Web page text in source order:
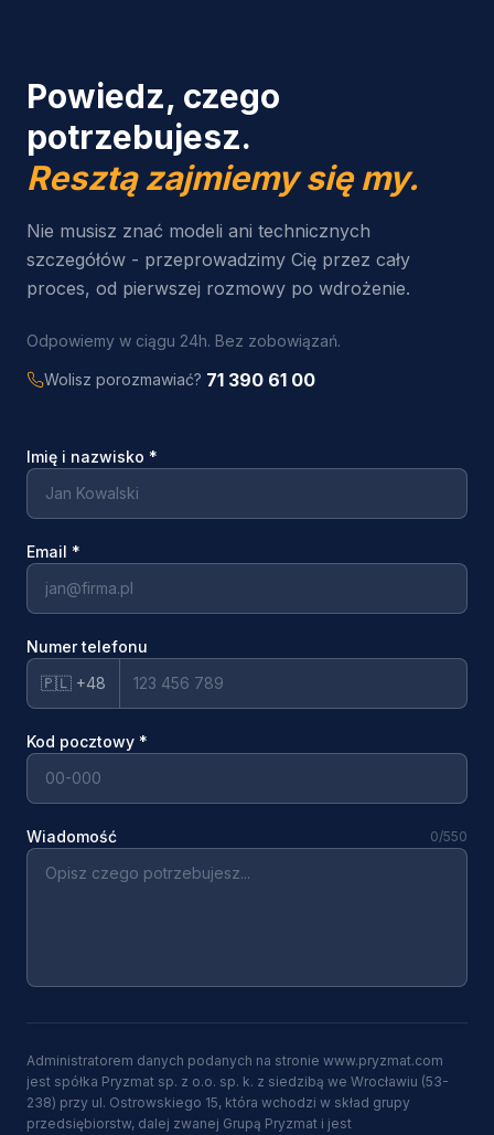
Powiedz, czego
potrzebujesz.
Resztą zajmiemy się my.
Nie musisz znać modeli ani technicznych
szczegółów - przeprowadzimy Cię przez cały
proces, od pierwszej rozmowy po wdrożenie.
Odpowiemy w ciągu 24h. Bez zobowiązań.
Wolisz porozmawiać? 71 390 61 00
Imię i nazwisko *
Email *
Numer telefonu
🇵🇱 +48
Kod pocztowy *
Wiadomość 0/550
Administratorem danych podanych na stronie www.pryzmat.com
jest spółka Pryzmat sp. z o.o. sp. k. z siedzibą we Wrocławiu (53-
238) przy ul. Ostrowskiego 15, która wchodzi w skład grupy
przedsiębiorstw, dalej zwanej Grupą Pryzmat i jest